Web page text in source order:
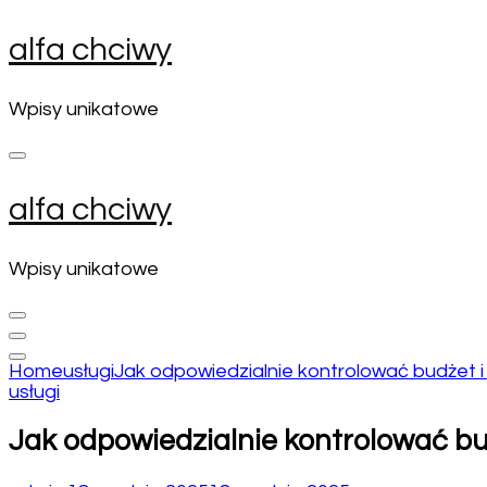
Skip
to
(Press
Enter)
alfa chciwy
Wpisy unikatowe
alfa chciwy
Wpisy unikatowe
HomeusługiJak odpowiedzialnie kontrolować budżet
usługi
Jak odpowiedzialnie kontrolować